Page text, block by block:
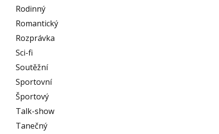
Rodinný
Romantický
Rozprávka
Sci-fi
Soutěžní
Sportovní
Športový
Talk-show
Tanečný